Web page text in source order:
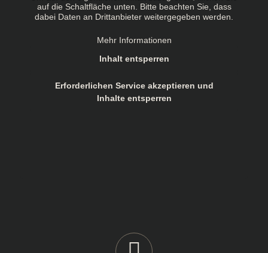
auf die Schaltfläche unten. Bitte beachten Sie, dass
dabei Daten an Drittanbieter weitergegeben werden.
Mehr Informationen
Inhalt entsperren
Erforderlichen Service akzeptieren und
Inhalte entsperren